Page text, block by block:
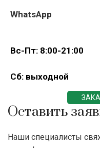
WhatsApp
Вс-Пт: 8:00-21:00
Сб: выходной
Оставить
Наши специалисты